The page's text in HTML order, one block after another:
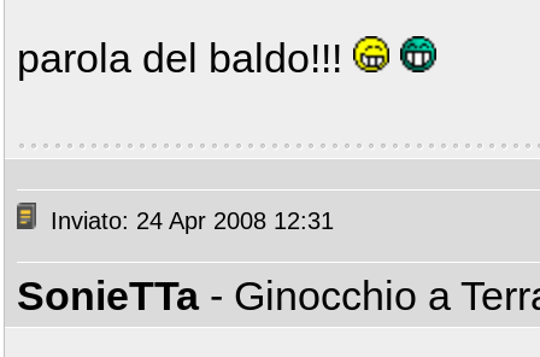
parola del baldo!!!
Inviato: 24 Apr 2008 12:31
SonieTTa - Ginocchio a